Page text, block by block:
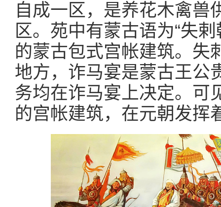
自成一区，是养花木禽兽
区。苑中有蒙古语为“失
的蒙古包式宫帐建筑。失
地方，诈马宴是蒙古王公
务均在诈马宴上决定。可
的宫帐建筑，在元朝发挥